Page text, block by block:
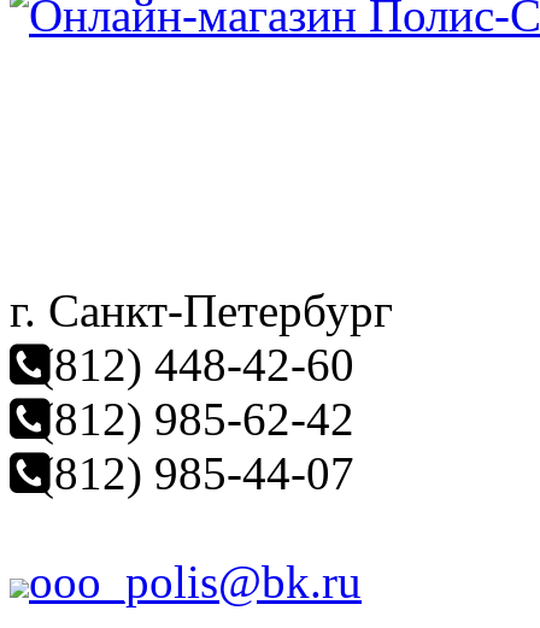
г. Санкт-Петербург
(812) 448-42-60
(812) 985-62-42
(812) 985-44-07
ooo_polis@bk.ru